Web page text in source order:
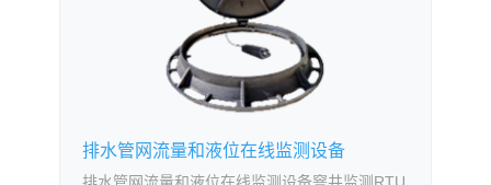
排水管网流量和液位在线监测设备